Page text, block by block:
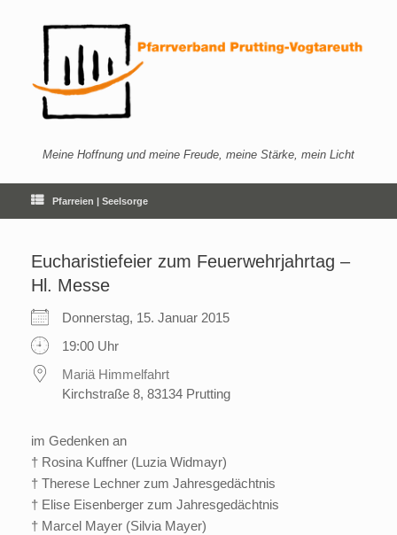
Meine Hoffnung und meine Freude, meine Stärke, mein Licht
Pfarreien | Seelsorge
Eucharistiefeier zum Feuerwehrjahrtag –
Hl. Messe
Donnerstag, 15. Januar 2015
19:00 Uhr
Mariä Himmelfahrt
Kirchstraße 8, 83134 Prutting
im Gedenken an
† Rosina Kuffner (Luzia Widmayr)
† Therese Lechner zum Jahresgedächtnis
† Elise Eisenberger zum Jahresgedächtnis
† Marcel Mayer (Silvia Mayer)